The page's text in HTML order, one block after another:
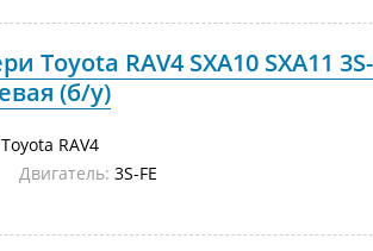
Toyota RAV4 SXA10 SXA11
(б/у)
Toyota RAV4
Двигатель: 3S-FE